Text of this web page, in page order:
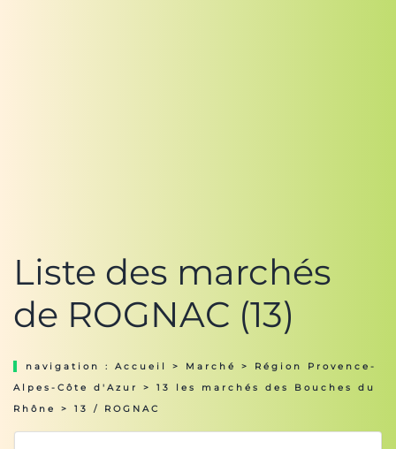
Liste des marchés
de ROGNAC (13)
navigation : Accueil > Marché > Région Provence-
Alpes-Côte d'Azur
> 13 les marchés des Bouches du
Rhône
> 13 / ROGNAC